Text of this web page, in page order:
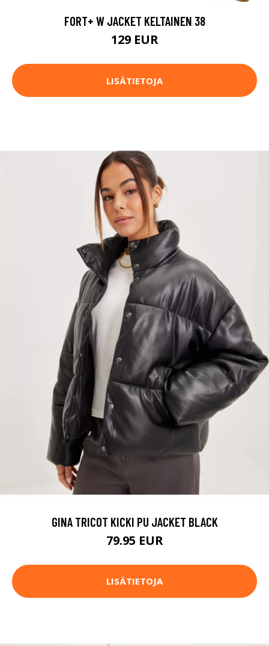
FORT+ W JACKET KELTAINEN 38
129 EUR
LISÄTIETOJA
GINA TRICOT KICKI PU JACKET BLACK
79.95 EUR
LISÄTIETOJA